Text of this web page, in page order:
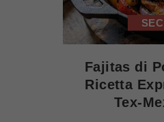
Fajitas di
Ricetta
Tex-